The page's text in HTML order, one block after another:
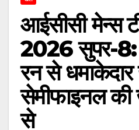
आईसीसी मेन्स
2026 सुपर-8:
रन से
सेमीफाइनल
से